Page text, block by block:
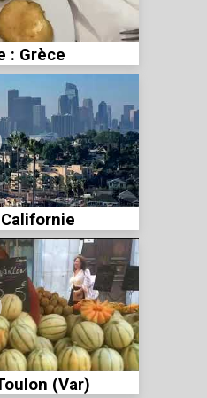
: Grèce
(Var)